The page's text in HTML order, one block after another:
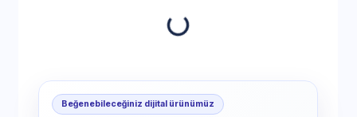
Beğenebileceğiniz dijital ürünümüz